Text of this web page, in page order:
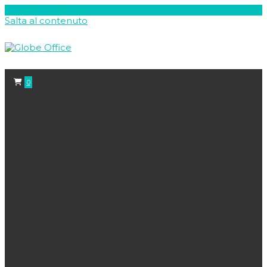
Salta al contenuto
0